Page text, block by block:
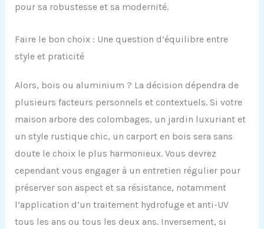
pour sa robustesse et sa modernité.
Faire le bon choix : Une question d’équilibre entre
style et praticité
Alors, bois ou aluminium ? La décision dépendra de
plusieurs facteurs personnels et contextuels. Si votre
maison arbore des colombages, un jardin luxuriant et
un style rustique chic, un carport en bois sera sans
doute le choix le plus harmonieux. Vous devrez
cependant vous engager à un entretien régulier pour
préserver son aspect et sa résistance, notamment
l’application d’un traitement hydrofuge et anti-UV
tous les ans ou tous les deux ans. Inversement, si